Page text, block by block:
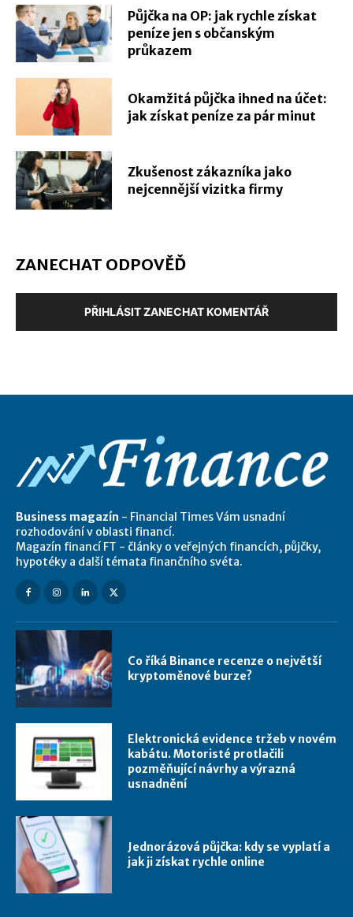
Půjčka na OP: jak rychle získat
peníze jen s občanským
průkazem
Okamžitá půjčka ihned na účet:
jak získat peníze za pár minut
Zkušenost zákazníka jako
nejcennější vizitka firmy
ZANECHAT ODPOVĚĎ
PŘIHLÁSIT ZANECHAT KOMENTÁŘ
Business magazín - Financial Times Vám usnadní
rozhodování v oblasti financí.
Magazín financí FT - články o veřejných financích, půjčky,
hypotéky a další témata finančního svéta.
Co říká Binance recenze o největší
kryptoměnové burze?
Elektronická evidence tržeb v novém
kabátu. Motoristé protlačili
pozměňující návrhy a výrazná
usnadnění
Jednorázová půjčka: kdy se vyplatí a
jak ji získat rychle online